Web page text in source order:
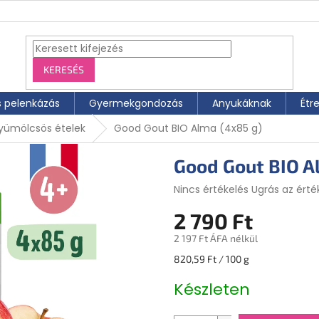
KERESÉS
pelenkázás Gyermekgondozás Anyukáknak
ételek Good Gout BIO Alma (4x85 g)
Good Gout BIO
A
átlagos
értékelése
5-
ből
csillag.
Nincs értékelés Ugrás az
2 790 Ft
2 197 Ft ÁFA nélkül
Egységár:
820,59 Ft / 100 g
Készleten